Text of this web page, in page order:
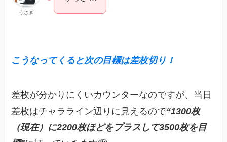
うさぎ
こうなってくると次の目標は差枚切り！
差枚が分かりにくいカウンターなのですが、当日
差枚はチャラライン辺りに見えるので“1300枚
（現在）に2200枚ほどをプラスして3500枚を目